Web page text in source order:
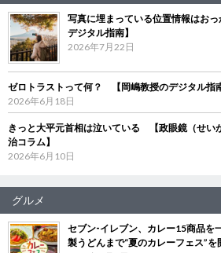
写真に埋まっている位置情報はお
デジタル指南】
2026年7月22日
ゼロトラストって何？ 【岡嶋教授のデジタル指南
2026年6月18日
きっと大平元首相は泣いている 【政眼鏡（せい
治コラム】
2026年6月10日
グルメ
セブン‐イレブン、カレー15商品
製うどんまで“夏のカレーフェス”を